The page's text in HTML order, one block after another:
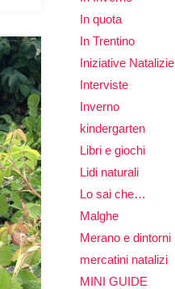
In quota
In Trentino
Iniziative Natalizie
Interviste
Inverno
kindergarten
Libri e giochi
Lidi naturali
Lo sai che…
Malghe
Merano e dintorni
mercatini natalizi
MINI GUIDE